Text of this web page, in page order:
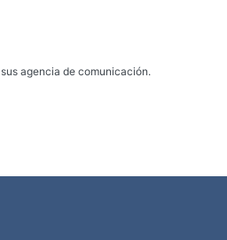
agencia de comunicación.